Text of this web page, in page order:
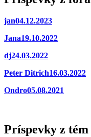
jan04.12.2023
Jana19.10.2022
dj24.03.2022
Peter Ditrich16.03.2022
Ondro05.08.2021
Príspevky z tém